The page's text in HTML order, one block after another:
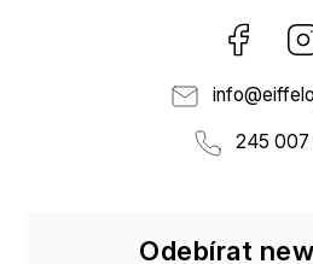
info@
245 007
Odebírat